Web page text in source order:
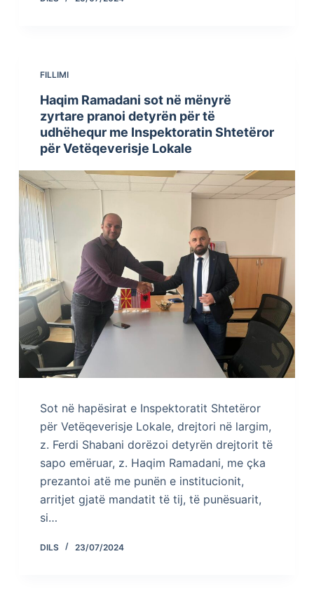
FILLIMI
Haqim Ramadani sot në mënyrë
zyrtare pranoi detyrën për të
udhëhequr me Inspektoratin Shtetëror
për Vetëqeverisje Lokale
Sot në hapësirat e Inspektoratit Shtetëror
për Vetëqeverisje Lokale, drejtori në largim,
z. Ferdi Shabani dorëzoi detyrën drejtorit të
sapo emëruar, z. Haqim Ramadani, me çka
prezantoi atë me punën e institucionit,
arritjet gjatë mandatit të tij, të punësuarit,
si…
DILS 23/07/2024